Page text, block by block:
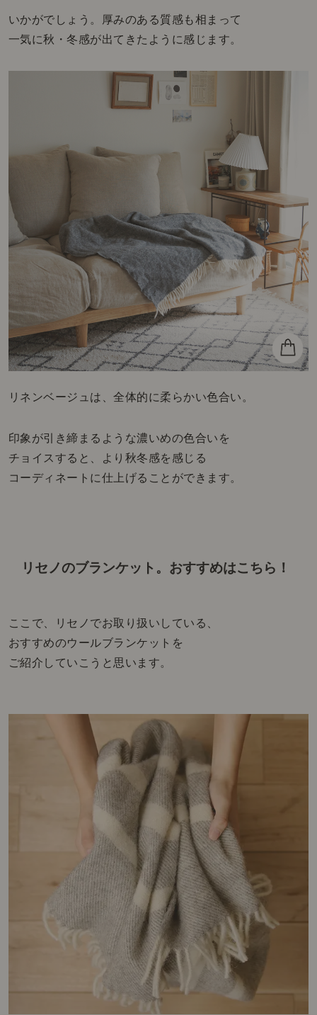
いかがでしょう。厚みのある質感も相まって
一気に秋・冬感が出てきたように感じます。
リネンベージュは、全体的に柔らかい色合い。
印象が引き締まるような濃いめの色合いを
チョイスすると、より秋冬感を感じる
コーディネートに仕上げることができます。
リセノのブランケット。 おすすめはこちら！
ここで、リセノでお取り扱いしている、
おすすめのウールブランケットを
ご紹介していこうと思います。